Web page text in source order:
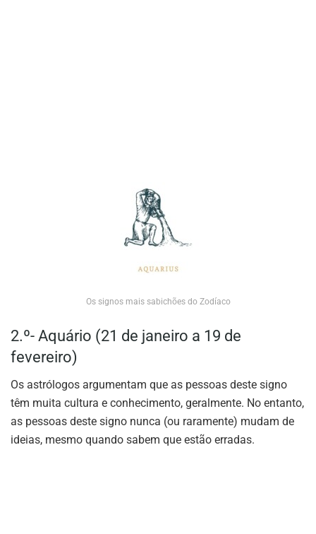
Os signos mais sabichões do Zodíaco
2.º- Aquário (21 de janeiro a 19 de
fevereiro)
Os astrólogos argumentam que as pessoas deste signo
têm muita cultura e conhecimento, geralmente. No entanto,
as pessoas deste signo nunca (ou raramente) mudam de
ideias, mesmo quando sabem que estão erradas.